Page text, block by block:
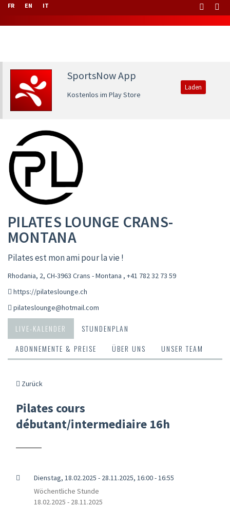
FR EN IT
SportsNow App
Kostenlos im Play Store
Laden
PILATES LOUNGE CRANS-
MONTANA
Pilates est mon ami pour la vie !
Rhodania, 2, CH-3963 Crans - Montana , +41 782 32 73 59
https://pilateslounge.ch
pilateslounge@hotmail.com
LIVE-KALENDER
STUNDENPLAN
ABONNEMENTE & PREISE
ÜBER UNS UNSER TEAM
Zurück
Pilates cours
débutant/intermediaire 16h
Dienstag, 18.02.2025 - 28.11.2025, 16:00 - 16:55
Wöchentliche Stunde
18.02.2025 - 28.11.2025